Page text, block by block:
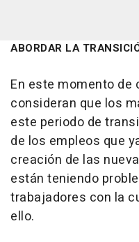
ABORDAR LA
En este momento de
consideran que los
este periodo de
de los empleos que
creación de las
están teniendo
trabajadores con la
ello.